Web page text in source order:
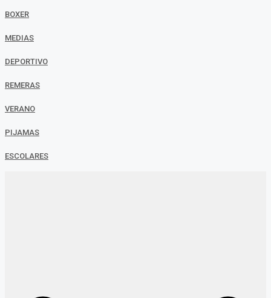
BOXER
MEDIAS
DEPORTIVO
REMERAS
VERANO
PIJAMAS
ESCOLARES